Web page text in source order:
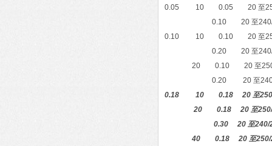
0.05 10 0.05
0.10 20 至
0.10 10 0.10 20 至250/
0.20 20 至240/
20 0.10 20 至250/
0.20 20 至240/250
0.18 10 0.18 20 至
20 0.18 20 至
0.30 20 至240/
40 0.18 20 至250/260